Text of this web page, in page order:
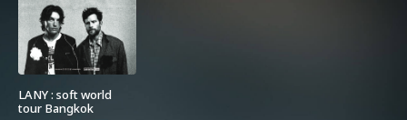
LANY : soft world
tour Bangkok